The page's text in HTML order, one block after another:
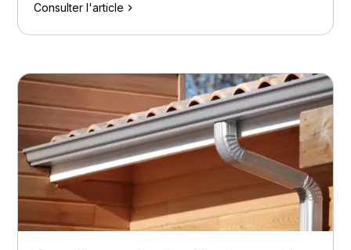
Consulter l'article